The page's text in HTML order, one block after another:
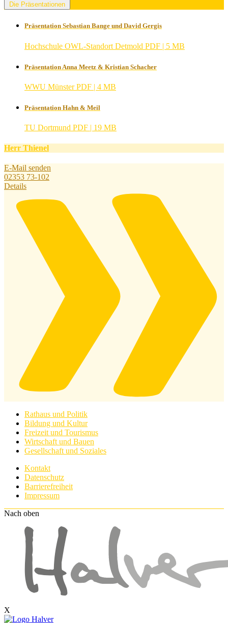
Die Präsentationen
Präsentation Sebastian Bange und David Gergis
Hochschule OWL-Standort Detmold PDF | 5 MB
Präsentation Anna Meetz & Kristian Schacher
WWU Münster PDF | 4 MB
Präsentation Hahn & Meil
TU Dortmund PDF | 19 MB
Herr Thienel
E-Mail senden
02353 73-102
Details
Rathaus und Politik
Bildung und Kultur
Freizeit und Tourismus
Wirtschaft und Bauen
Gesellschaft und Soziales
Kontakt
Datenschutz
Barrierefreiheit
Impressum
Nach oben
X